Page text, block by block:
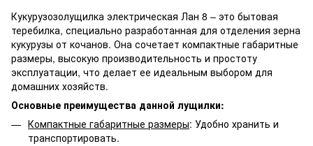
Кукурузозолущилка электрическая Лан 8 – это бытовая
теребилка, специально разработанная для отделения зерна
кукурузы от кочанов. Она сочетает компактные габаритные
размеры, высокую производительность и простоту
эксплуатации, что делает ее идеальным выбором для
домашних хозяйств.
Основные преимущества данной лущилки:
Компактные габаритные размеры: Удобно хранить и
транспортировать.